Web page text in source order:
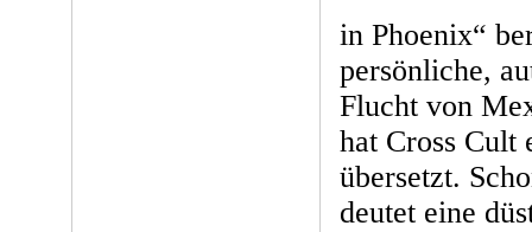
in Phoenix“
persönliche,
Flucht von
hat Cross Cult
übersetzt.
deutet eine